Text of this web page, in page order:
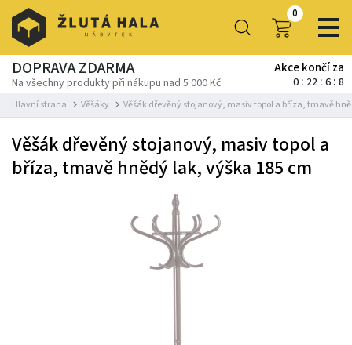
0
DOPRAVA ZDARMA
Na všechny produkty při nákupu nad 5 000 Kč
Akce končí za
0 22 6 8
Hlavní strana Věšáky Věšák dřevěný stojanový, masiv topol a bříza, tmavě
Věšák dřevěný stojanový, masiv topol a
bříza, tmavě hnědý lak, výška 185 cm